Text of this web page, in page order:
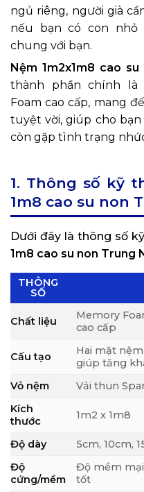
ngủ riêng, người già
nếu bạn có con
chung với bạn.
Nệm 1m2x1m8 cao
thành phần chính là
Foam cao cấp, mang
tuyệt vời, giúp cho
còn gặp tình trạng
1. Thông số kỹ
1m8 cao su non
Dưới đây là thông số
1m8 cao su non Trung
THÔNG
SỐ
Chất liệu
Memory
cao cấp
Cấu tạo
Hai mặt
giúp tăng
Vỏ nệm
Vải thun
Kích
thước
1m2 x 1m8
Độ dày
5cm, 10cm,
Độ
cứng/mềm
Độ mềm mại
tốt